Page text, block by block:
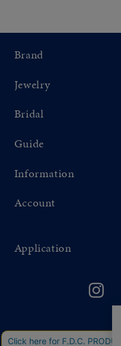
Brand
Jewelry
Bridal
Guide
Information
Account
Application